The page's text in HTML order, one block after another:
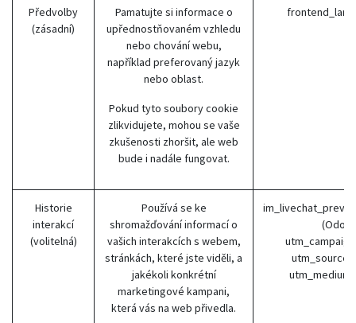
Předvolby
(zásadní)
Pamatujte si informace o
upřednostňovaném vzhledu
nebo chování webu,
například preferovaný jazyk
nebo oblast.
Pokud tyto soubory cookie
zlikvidujete, mohou se vaše
zkušenosti zhoršit, ale web
bude i nadále fungovat.
Historie
interakcí
(volitelná)
Používá se ke
shromažďování informací o
vašich interakcích s webem,
stránkách, které jste viděli, a
jakékoli konkrétní
marketingové kampani,
která vás na web přivedla.
(Odoo)
utm_source
utm_medium